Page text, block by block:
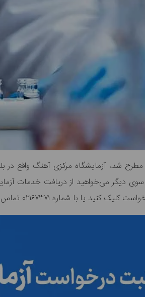
شد، آزمایشگاه مرکزی آهنگ واقع
سوی دیگر می‌خواهید از دریافت خدمات
۰۲۱۶۷۳۷۱ تماس بگیرید. تیم هومکا با ارائه خدماتی نظیر